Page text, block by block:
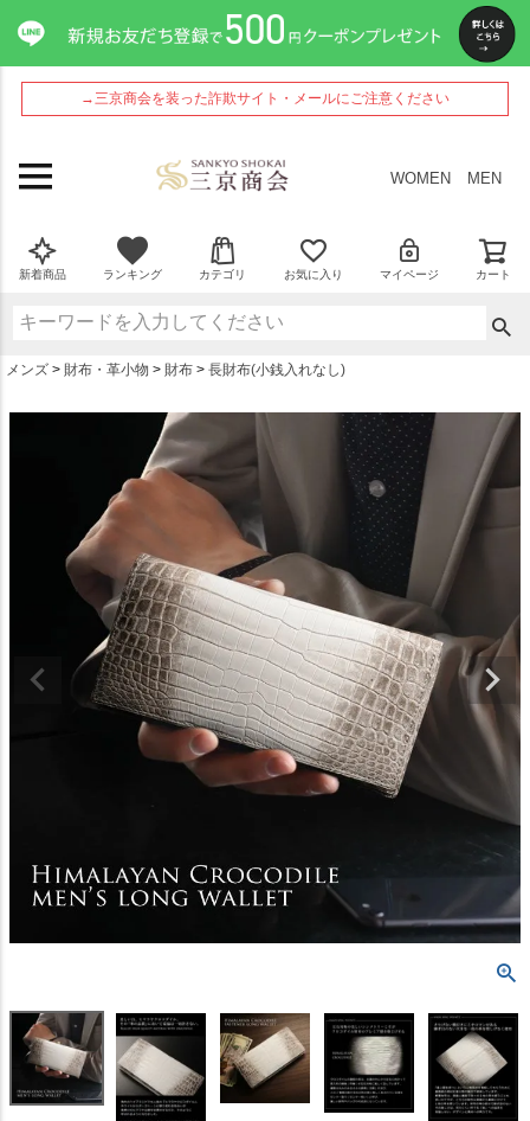
→三京商会を装った詐欺サイト・メールにご注意ください
WOMEN MEN
新着商品 ランキング カテゴリ お気に入り マイページ カート
メンズ 財布・革小物 財布 長財布(小銭入れなし)
ペー
ジト
ップ
へ